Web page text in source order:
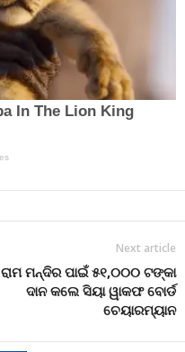
Next article
ରାମ ମନ୍ଦିର ପାଇଁ ୫୧,୦୦୦ ଟଙ୍କା
ଦାନ କଲେ ସିୟା ୱାକଫ ବୋର୍ଡ
ଚେୟାରମ୍ୟାନ